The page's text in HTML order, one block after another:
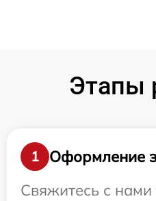
Этапы
1
Оформление
Свяжитесь с